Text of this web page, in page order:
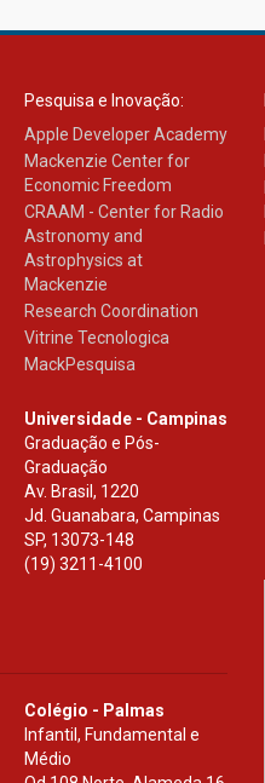
Pesquisa e Inovação:
Apple Developer Academy
Mackenzie Center for
Economic Freedom
CRAAM - Center for Radio
Astronomy and
Astrophysics at
Mackenzie
Research Coordination
Vitrine Tecnologica
MackPesquisa
Universidade - Campinas
Graduação e Pós-
Graduação
Av. Brasil, 1220
Jd. Guanabara, Campinas
SP, 13073-148
(19) 3211-4100
Colégio - Palmas
Infantil, Fundamental e
Médio